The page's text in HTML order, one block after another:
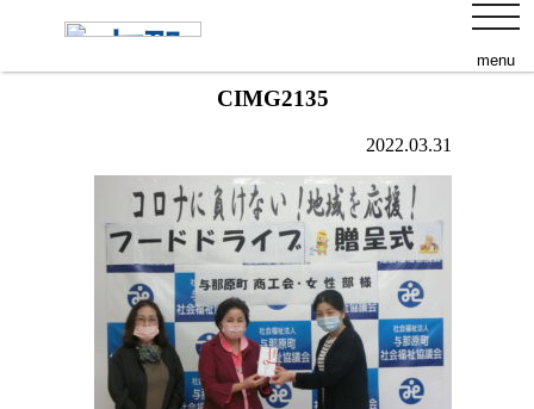
menu
添付ファイル
CIMG2135
2022.03.31